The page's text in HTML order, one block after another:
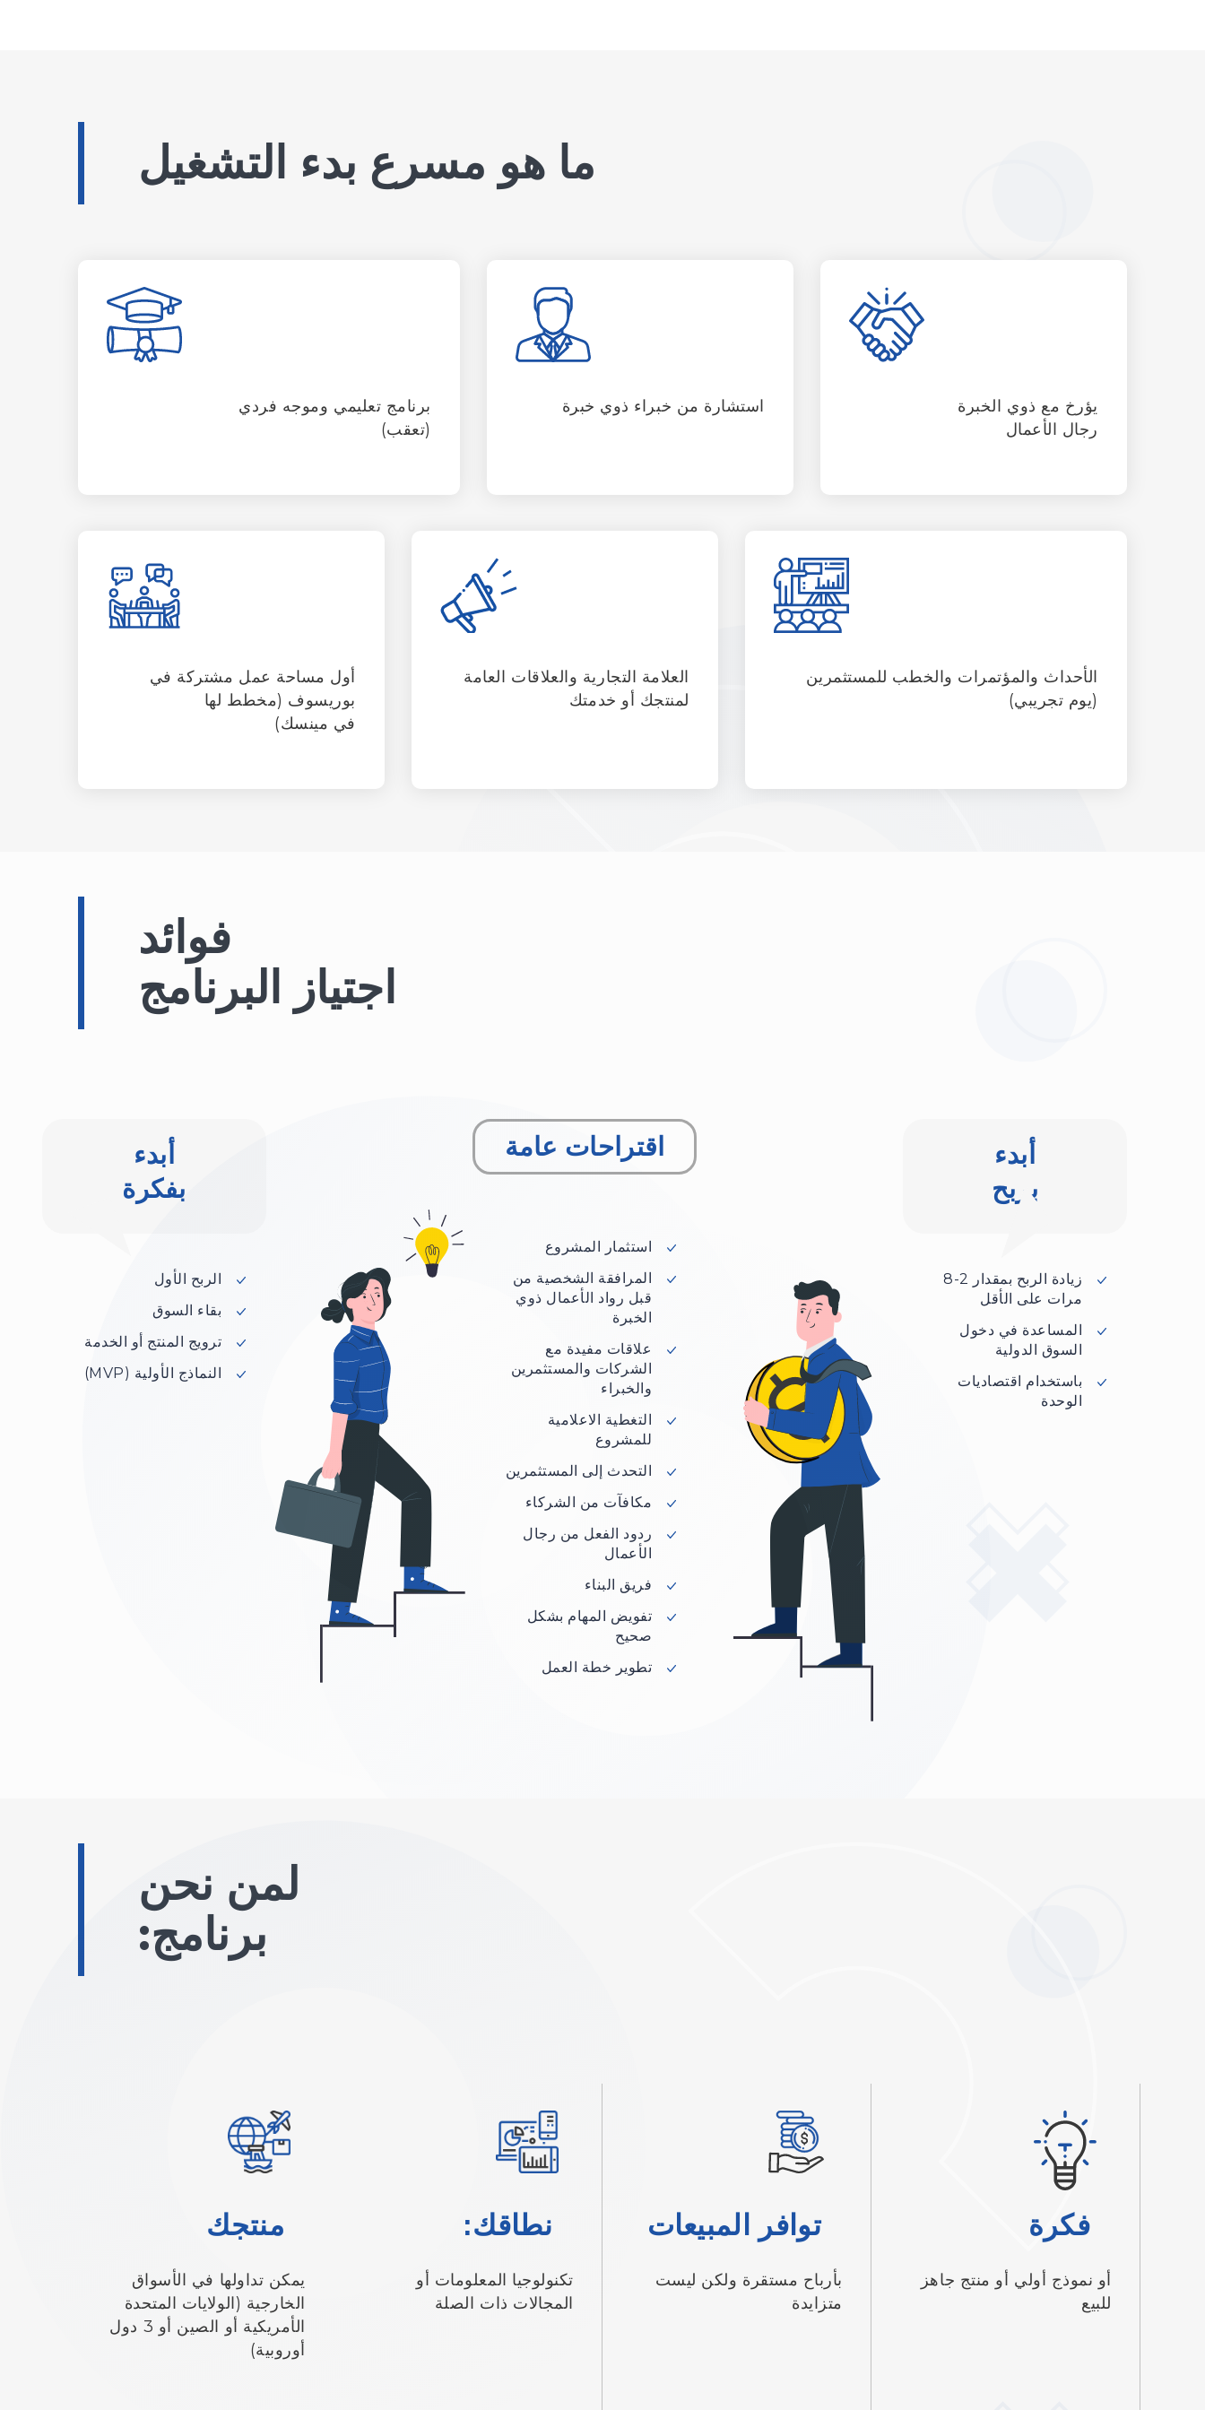
ما هو مسرع بدء التشغيل
يؤرخ مع ذوي الخبرة
رجال الأعمال
استشارة من خبراء ذوي خبرة
برنامج تعليمي وموجه فردي
(تعقب)
الأحداث والمؤتمرات والخطب للمستثمرين
(يوم تجريبي)
العلامة التجارية والعلاقات العامة
لمنتجك أو خدمتك
أول مساحة عمل مشتركة في
بوريسوف (مخطط لها
في مينسك)
فوائد
اجتياز البرنامج
أبدء
بفكرة
الربح الأول
بقاء السوق
ترويج المنتج أو الخدمة
النماذج الأولية (MVP)
اقتراحات عامة
استثمار المشروع
المرافقة الشخصية من
قبل رواد الأعمال ذوي
الخبرة
علاقات مفيدة مع
الشركات والمستثمرين
والخبراء
التغطية الاعلامية
للمشروع
التحدث إلى المستثمرين
مكافآت من الشركاء
ردود الفعل من رجال
الأعمال
فريق البناء
تفويض المهام بشكل
صحيح
تطوير خطة العمل
أبدء
بربح
زيادة الربح بمقدار 2-8
مرات على الأقل
المساعدة في دخول
السوق الدولية
باستخدام اقتصاديات
الوحدة
لمن نحن
برنامج:
فكرة
أو نموذج أولي أو منتج جاهز
للبيع
توافر المبيعات
بأرباح مستقرة ولكن ليست
متزايدة
نطاقك:
تكنولوجيا المعلومات أو
المجالات ذات الصلة
منتجك
يمكن تداولها في الأسواق
الخارجية (الولايات المتحدة
الأمريكية أو الصين أو 3 دول
أوروبية)